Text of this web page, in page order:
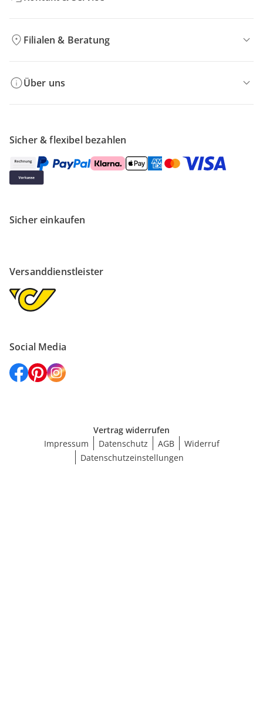
Filialen & Beratung
Über uns
Sicher & flexibel bezahlen
Sicher einkaufen
Versanddienstleister
Social Media
Vertrag widerrufen
Impressum
Datenschutz AGB
Widerruf
Datenschutzeinstellungen